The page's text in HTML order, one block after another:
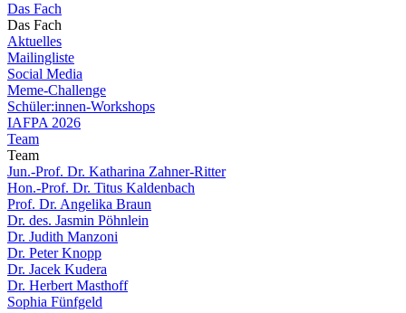
Das Fach
Das Fach
Aktuelles
Mailingliste
Social Media
Meme-Challenge
Schüler:innen-Workshops
IAFPA 2026
Team
Team
Jun.-Prof. Dr. Katharina Zahner-Ritter
Hon.-Prof. Dr. Titus Kaldenbach
Prof. Dr. Angelika Braun
Dr. des. Jasmin Pöhnlein
Dr. Judith Manzoni
Dr. Peter Knopp
Dr. Jacek Kudera
Dr. Herbert Masthoff
Sophia Fünfgeld